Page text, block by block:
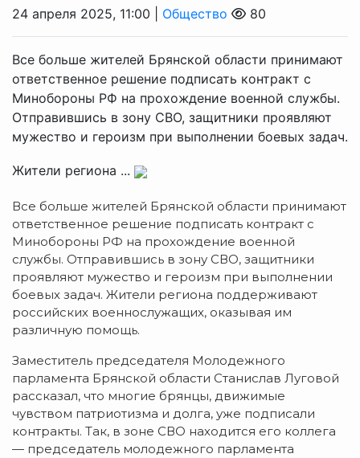
24 апреля 2025, 11:00 | Общество 80
Все больше жителей Брянской области принимают
ответственное решение подписать контракт с
Минобороны РФ на прохождение военной службы.
Отправившись в зону СВО, защитники проявляют
мужество и героизм при выполнении боевых задач.
Жители региона ...
Все больше жителей Брянской области принимают
ответственное решение подписать контракт с
Минобороны РФ на прохождение военной
службы. Отправившись в зону СВО, защитники
проявляют мужество и героизм при выполнении
боевых задач. Жители региона поддерживают
российских военнослужащих, оказывая им
различную помощь.
Заместитель председателя Молодежного
парламента Брянской области Станислав Луговой
рассказал, что многие брянцы, движимые
чувством патриотизма и долга, уже подписали
контракты. Так, в зоне СВО находится его коллега
— председатель молодежного парламента